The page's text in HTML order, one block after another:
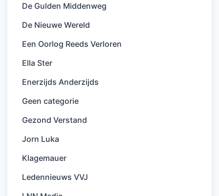
De Gulden Middenweg
De Nieuwe Wereld
Een Oorlog Reeds Verloren
Ella Ster
Enerzijds Anderzijds
Geen categorie
Gezond Verstand
Jorn Luka
Klagemauer
Ledennieuws VVJ